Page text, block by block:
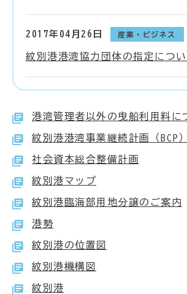
2017年04月26日 産業・ビジネス
紋別港港湾協力団体の指定につ
港湾管理者以外の曳船利用料に
紋別港港湾事業継続計画（BCP
社会資本総合整備計画
紋別港マップ
紋別港臨海部用地分譲のご案内
港勢
紋別港の位置図
紋別港機構図
紋別港